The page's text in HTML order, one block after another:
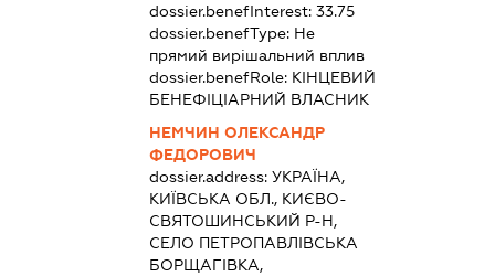
dossier.benefInterest:33.75
dossier.benefType: Не
прямий вирішальний вплив
dossier.benefRole: КІНЦЕВИЙ
БЕНЕФІЦІАРНИЙ ВЛАСНИК
НЕМЧИН ОЛЕКСАНДР
ФЕДОРОВИЧ
dossier.address:УКРАЇНА,
КИЇВСЬКА ОБЛ., КИЄВО-
СВЯТОШИНСЬКИЙ Р-Н,
СЕЛО ПЕТРОПАВЛІВСЬКА
БОРЩАГІВКА,